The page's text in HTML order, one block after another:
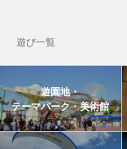
遊び一覧
遊園地・
テーマパーク・美術館